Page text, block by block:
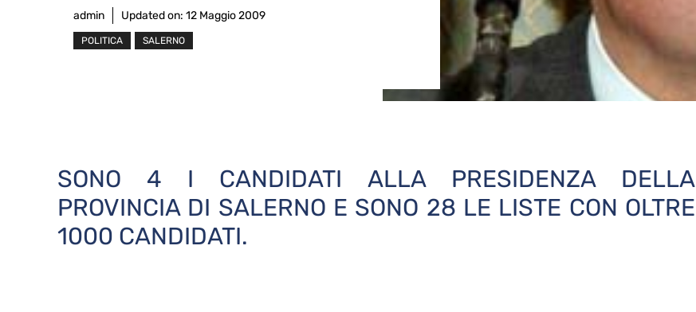
admin Updated on: 12 Maggio 2009
POLITICA SALERNO
SONO 4 I CANDIDATI ALLA PRESIDENZA DELLA
PROVINCIA DI SALERNO E SONO 28 LE LISTE CON OLTRE
1000 CANDIDATI.